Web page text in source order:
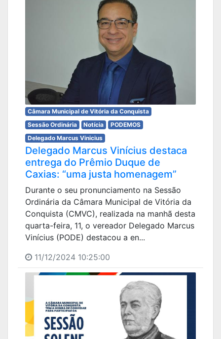
Câmara Municipal de Vitória da Conquista
Sessão Ordinária
Notícia
PODEMOS
Delegado Marcus Vinicius
Delegado Marcus Vinícius destaca
entrega do Prêmio Duque de
Caxias: “uma justa homenagem”
Durante o seu pronunciamento na Sessão
Ordinária da Câmara Municipal de Vitória da
Conquista (CMVC), realizada na manhã desta
quarta-feira, 11, o vereador Delegado Marcus
Vinícius (PODE) destacou a en...
11/12/2024 10:25:00